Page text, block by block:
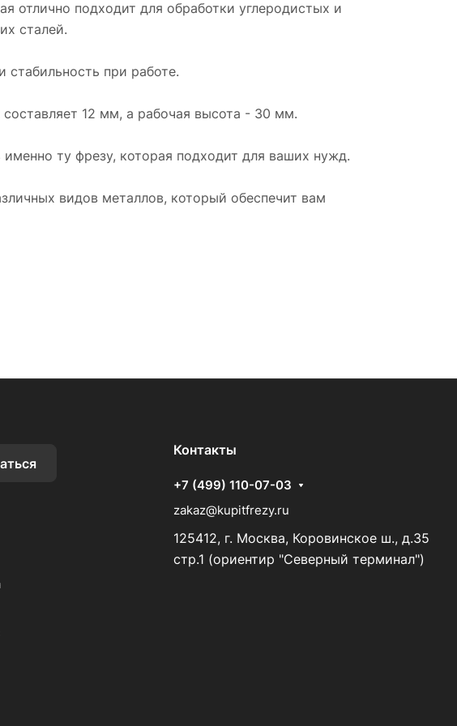
отлично подходит для обработки углеродистых и
сталей.
при работе.
12 мм, а рабочая высота - 30 мм.
ту фрезу, которая подходит для ваших нужд.
видов металлов, который обеспечит вам
Контакты
+7 (499) 110-07-03
zakaz@kupitfrezy.ru
125412, г. Москва, Коровинское ш., д.35
стр.1 (ориентир "Северный терминал")